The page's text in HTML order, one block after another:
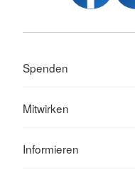
Spenden
Mitwirken
Informieren